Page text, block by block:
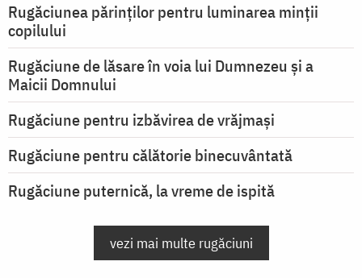
Rugăciunea părinților pentru luminarea minţii
copilului
Rugăciune de lăsare în voia lui Dumnezeu şi a
Maicii Domnului
Rugăciune pentru izbăvirea de vrăjmași
Rugăciune pentru călătorie binecuvântată
Rugăciune puternică, la vreme de ispită
vezi mai multe rugăciuni